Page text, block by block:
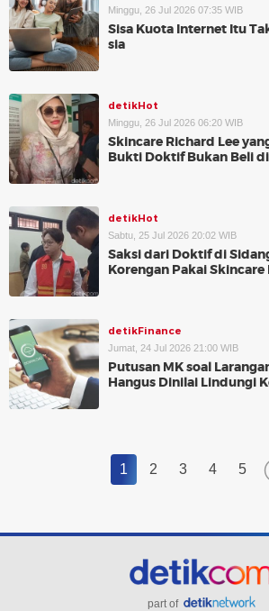
Minggu, 26 Jul 2026 07:35 WIB
Sisa Kuota Internet Itu
sia
detikHot
Minggu, 26 Jul 2026 06:20 WIB
Skincare Richard Lee
Bukti Doktif Bukan Beli
detikHot
Sabtu, 25 Jul 2026 20:02 WIB
Saksi dari Doktif di
Korengan Pakai Skincare
detikFinance
Jumat, 24 Jul 2026 21:00 WIB
Putusan MK soal
Hangus Dinilai Lindungi
1 2 3 4 5
part of